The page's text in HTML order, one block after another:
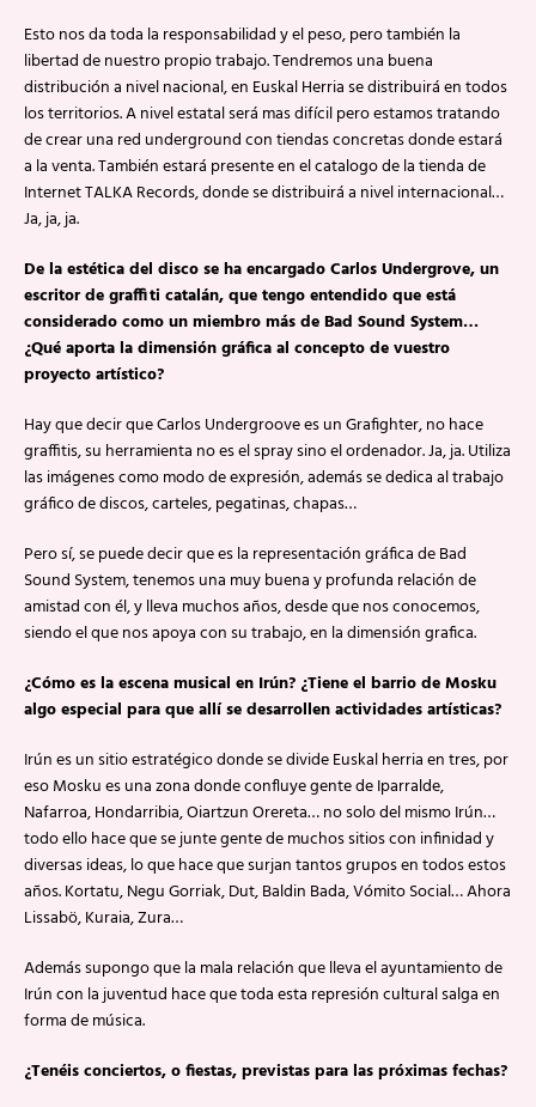
Esto nos da toda la responsabilidad y el peso, pero también la
libertad de nuestro propio trabajo. Tendremos una buena
distribución a nivel nacional, en Euskal Herria se distribuirá en todos
los territorios. A nivel estatal será mas difícil pero estamos tratando
de crear una red underground con tiendas concretas donde estará
a la venta. También estará presente en el catalogo de la tienda de
Internet TALKA Records, donde se distribuirá a nivel internacional…
Ja, ja, ja.
De la estética del disco se ha encargado Carlos Undergrove, un
escritor de graffiti catalán, que tengo entendido que está
considerado como un miembro más de Bad Sound System…
¿Qué aporta la dimensión gráfica al concepto de vuestro
proyecto artístico?
Hay que decir que Carlos Undergroove es un Grafighter, no hace
graffitis, su herramienta no es el spray sino el ordenador. Ja, ja. Utiliza
las imágenes como modo de expresión, además se dedica al trabajo
gráfico de discos, carteles, pegatinas, chapas…
Pero sí, se puede decir que es la representación gráfica de Bad
Sound System, tenemos una muy buena y profunda relación de
amistad con él, y lleva muchos años, desde que nos conocemos,
siendo el que nos apoya con su trabajo, en la dimensión grafica.
¿Cómo es la escena musical en Irún? ¿Tiene el barrio de Mosku
algo especial para que allí se desarrollen actividades artísticas?
Irún es un sitio estratégico donde se divide Euskal herria en tres, por
eso Mosku es una zona donde confluye gente de Iparralde,
Nafarroa, Hondarribia, Oiartzun Orereta… no solo del mismo Irún…
todo ello hace que se junte gente de muchos sitios con infinidad y
diversas ideas, lo que hace que surjan tantos grupos en todos estos
años. Kortatu, Negu Gorriak, Dut, Baldin Bada, Vómito Social… Ahora
Lissabö, Kuraia, Zura…
Además supongo que la mala relación que lleva el ayuntamiento de
Irún con la juventud hace que toda esta represión cultural salga en
forma de música.
¿Tenéis conciertos, o fiestas, previstas para las próximas fechas?